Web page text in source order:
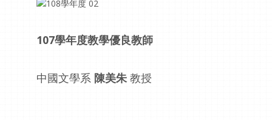
107學年度教學優良教師
中國文學系 陳美朱 教授